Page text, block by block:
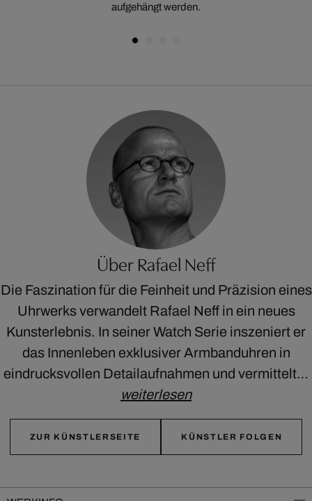
aufgehängt werden.
Über Rafael Neff
Die Faszination für die Feinheit und Präzision eines
Uhrwerks verwandelt Rafael Neff in ein neues
Kunsterlebnis. In seiner Watch Serie inszeniert er
das Innenleben exklusiver Armbanduhren in
eindrucksvollen Detailaufnahmen und vermittelt…
weiterlesen
ZUR KÜNSTLERSEITE KÜNSTLER FOLGEN